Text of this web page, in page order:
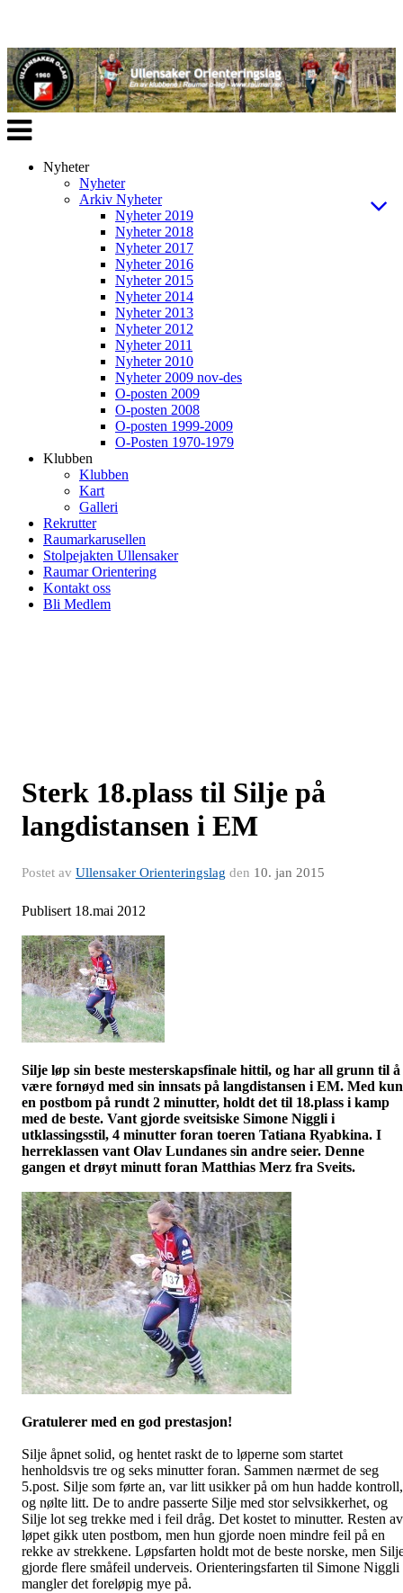
Veksle
navigasjon
Nyheter
Nyheter
Arkiv Nyheter
Nyheter 2019
Nyheter 2018
Nyheter 2017
Nyheter 2016
Nyheter 2015
Nyheter 2014
Nyheter 2013
Nyheter 2012
Nyheter 2011
Nyheter 2010
Nyheter 2009 nov-des
O-posten 2009
O-posten 2008
O-posten 1999-2009
O-Posten 1970-1979
Klubben
Klubben
Kart
Galleri
Rekrutter
Raumarkarusellen
Stolpejakten Ullensaker
Raumar Orientering
Kontakt oss
Bli Medlem
Sterk 18.plass til Silje på
langdistansen i EM
Postet av Ullensaker Orienteringslag den 10. jan 2015
Publisert 18.mai 2012
Silje løp sin beste mesterskapsfinale hittil, og har all grunn til å
være fornøyd med sin innsats på langdistansen i EM. Med kun
en postbom på rundt 2 minutter, holdt det til 18.plass i kamp
med de beste. Vant gjorde sveitsiske Simone Niggli i
utklassingsstil, 4 minutter foran toeren Tatiana Ryabkina. I
herreklassen vant Olav Lundanes sin andre seier. Denne
gangen et drøyt minutt foran Matthias Merz fra Sveits.
Gratulerer med en god prestasjon!
Silje åpnet solid, og hentet raskt de to løperne som startet
henholdsvis tre og seks minutter foran. Sammen nærmet de seg
5.post. Silje som førte an, var litt usikker på om hun hadde kontroll,
og nølte litt. De to andre passerte Silje med stor selvsikkerhet, og
Silje lot seg trekke med i feil dråg. Det kostet to minutter. Resten av
løpet gikk uten postbom, men hun gjorde noen mindre feil på en
rekke av strekkene. Løpsfarten holdt mot de beste norske, men
gjorde flere småfeil underveis. Orienteringsfarten til Simone Niggli
mangler det foreløpig mye på.